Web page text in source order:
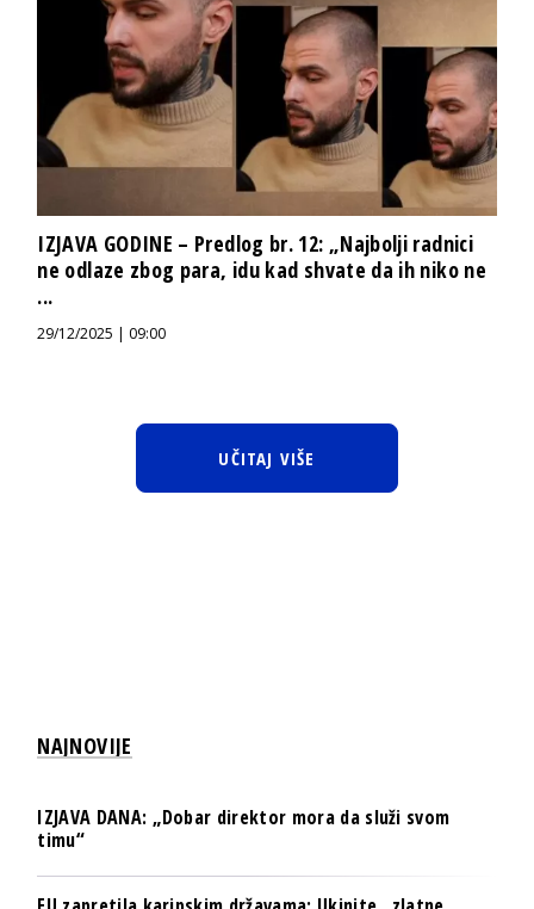
IZJAVA GODINE – Predlog br. 12: „Najbolji radnici
ne odlaze zbog para, idu kad shvate da ih niko ne
...
29/12/2025 | 09:00
UČITAJ VIŠE
NAJNOVIJE
IZJAVA DANA: „Dobar direktor mora da služi svom
timu“